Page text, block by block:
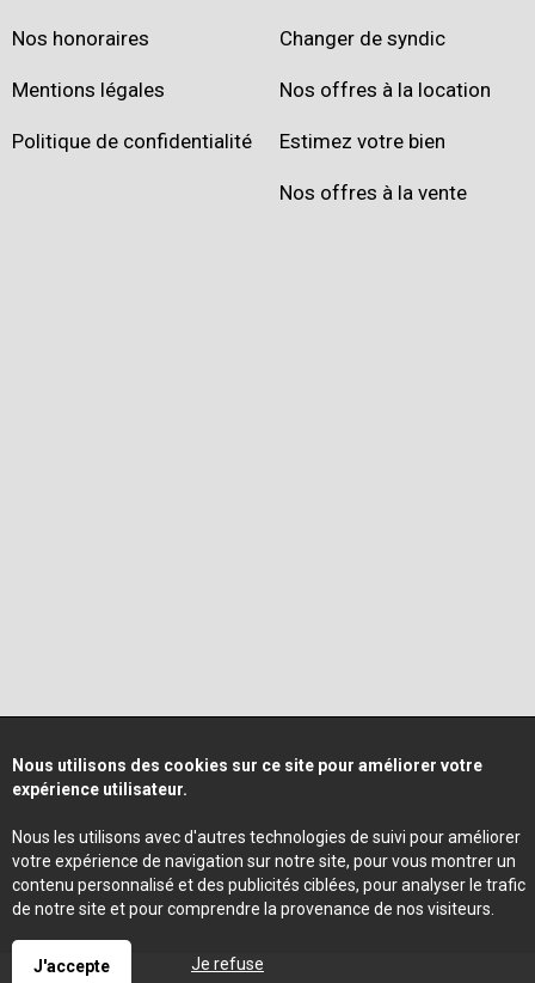
Nos honoraires
Mentions légales
Politique de confidentialité
Changer de syndic
Nos offres à la location
Estimez votre bien
Nos offres à la vente
Nous utilisons des cookies sur ce site pour améliorer votre
expérience utilisateur.
Nous les utilisons avec d'autres technologies de suivi pour améliorer
votre expérience de navigation sur notre site, pour vous montrer un
contenu personnalisé et des publicités ciblées, pour analyser le trafic
de notre site et pour comprendre la provenance de nos visiteurs.
J'accepte Je refuse